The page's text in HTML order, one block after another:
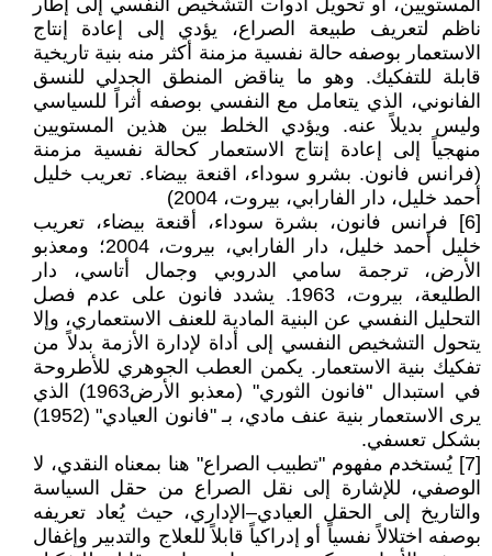
المستويين، أو تحويل أدوات التشخيص النفسي إلى إطار
ناظم لتعريف طبيعة الصراع، يؤدي إلى إعادة إنتاج
الاستعمار بوصفه حالة نفسية مزمنة أكثر منه بنية تاريخية
قابلة للتفكيك. وهو ما يناقض المنطق الجدلي للنسق
الفانوني، الذي يتعامل مع النفسي بوصفه أثراً للسياسي
وليس بديلاً عنه. ويؤدي الخلط بين هذين المستويين
منهجياً إلى إعادة إنتاج الاستعمار كحالة نفسية مزمنة
(فرانس فانون. بشرو سوداء، اقنعة بيضاء. تعريب خليل
أحمد خليل، دار الفارابي، بيروت، 2004)
[6] فرانس فانون، بشرة سوداء، أقنعة بيضاء، تعريب
خليل أحمد خليل، دار الفارابي، بيروت، 2004؛ ومعذبو
الأرض، ترجمة سامي الدروبي وجمال أتاسي، دار
الطليعة، بيروت، 1963. يشدد فانون على عدم فصل
التحليل النفسي عن البنية المادية للعنف الاستعماري، وإلا
يتحول التشخيص النفسي إلى أداة لإدارة الأزمة بدلاً من
تفكيك بنية الاستعمار. يكمن العطب الجوهري للأطروحة
في استبدال "فانون الثوري" (معذبو الأرض1963) الذي
يرى الاستعمار بنية عنف مادي، بـ "فانون العيادي" (1952)
بشكل تعسفي.
[7] يُستخدم مفهوم "تطبيب الصراع" هنا بمعناه النقدي، لا
الوصفي، للإشارة إلى نقل الصراع من حقل السياسة
والتاريخ إلى الحقل العيادي–الإداري، حيث يُعاد تعريفه
بوصفه اختلالاً نفسياً أو إدراكياً قابلاً للعلاج والتدبير وإغفال